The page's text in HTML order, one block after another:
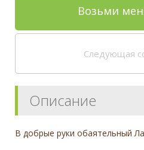
Возьми
Следующая
Описание
В добрые руки обаятельный